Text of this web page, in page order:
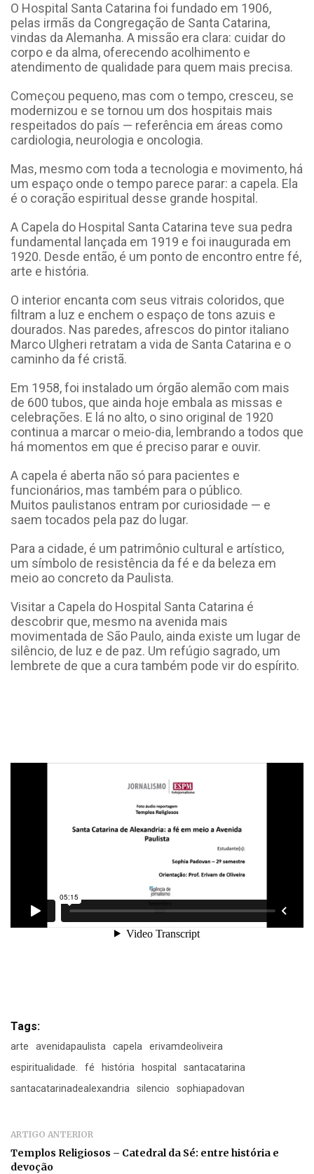
O Hospital Santa Catarina foi fundado em 1906,
pelas irmãs da Congregação de Santa Catarina,
vindas da Alemanha. A missão era clara: cuidar do
corpo e da alma, oferecendo acolhimento e
atendimento de qualidade para quem mais precisa.
Começou pequeno, mas com o tempo, cresceu, se
modernizou e se tornou um dos hospitais mais
respeitados do país — referência em áreas como
cardiologia, neurologia e oncologia.
Mas, mesmo com toda a tecnologia e movimento, há
um espaço onde o tempo parece parar: a capela. Ela
é o coração espiritual desse grande hospital.
A Capela do Hospital Santa Catarina teve sua pedra
fundamental lançada em 1919 e foi inaugurada em
1920. Desde então, é um ponto de encontro entre fé,
arte e história.
O interior encanta com seus vitrais coloridos, que
filtram a luz e enchem o espaço de tons azuis e
dourados. Nas paredes, afrescos do pintor italiano
Marco Ulgheri retratam a vida de Santa Catarina e o
caminho da fé cristã.
Em 1958, foi instalado um órgão alemão com mais
de 600 tubos, que ainda hoje embala as missas e
celebrações. E lá no alto, o sino original de 1920
continua a marcar o meio-dia, lembrando a todos que
há momentos em que é preciso parar e ouvir.
A capela é aberta não só para pacientes e
funcionários, mas também para o público.
Muitos paulistanos entram por curiosidade — e
saem tocados pela paz do lugar.
Para a cidade, é um patrimônio cultural e artístico,
um símbolo de resistência da fé e da beleza em
meio ao concreto da Paulista.
Visitar a Capela do Hospital Santa Catarina é
descobrir que, mesmo na avenida mais
movimentada de São Paulo, ainda existe um lugar de
silêncio, de luz e de paz. Um refúgio sagrado, um
lembrete de que a cura também pode vir do espírito.
Tags:
arte avenidapaulista capela
erivamdeoliveira
espiritualidade.
fé história hospital
santacatarina
santacatarinadealexandria
silencio sophiapadovan
ARTIGO ANTERIOR
Templos Religiosos – Catedral da Sé: entre história e
devoção